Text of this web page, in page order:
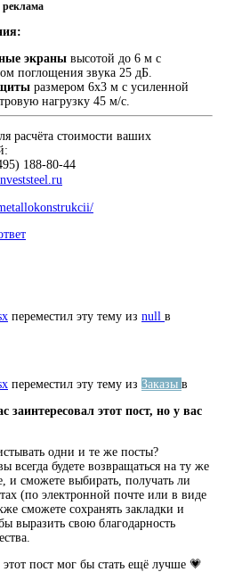
реклама
экраны высотой до 6 м с
поглощения звука 25 дБ.
размером 6х3 м с усиленной
нагрузку 45 м/с.
расчёта стоимости ваших
188-80-44
переместил эту тему из null в
переместил эту тему из Заказы в
заинтересовал этот пост, но у вас
одни и те же посты?
всегда будете возвращаться на ту же
и сможете выбирать, получать ли
(по электронной почте или в виде
сможете сохранять закладки и
выразить свою благодарность
пост мог бы стать ещё лучше 💗